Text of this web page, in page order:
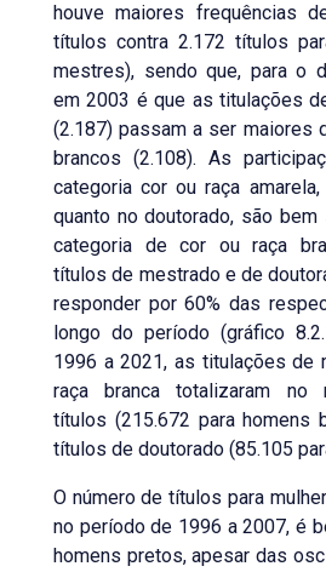
houve maiores frequências
títulos contra 2.172 títulos
mestres), sendo que, para o
em 2003 é que as titulações
(2.187) passam a ser maiores
brancos (2.108). As
categoria cor ou raça
quanto no doutorado, são
categoria de cor ou raça
títulos de mestrado e de
responder por 60% das
longo do período (gráfico
1996 a 2021, as titulações de
raça branca totalizaram no
títulos (215.672 para homens
títulos de doutorado (85.105
O número de títulos para
no período de 1996 a 2007, é
homens pretos, apesar das